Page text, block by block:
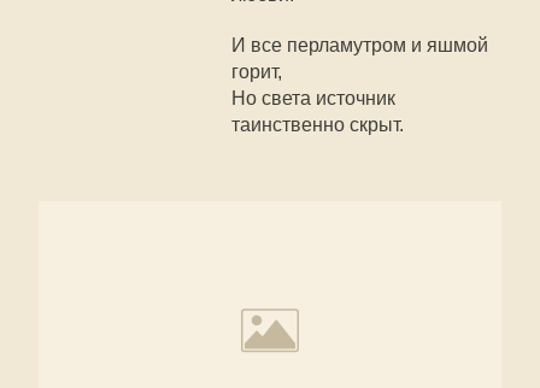
И все перламутром и яшмой
горит,
Но света источник
таинственно скрыт.